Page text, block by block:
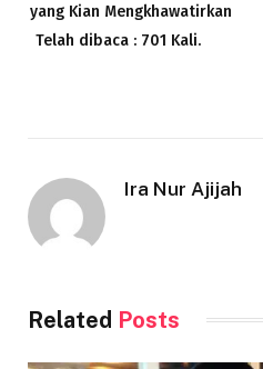
yang Kian Mengkhawatirkan
Telah dibaca : 701 Kali.
Ira Nur Ajijah
Related Posts